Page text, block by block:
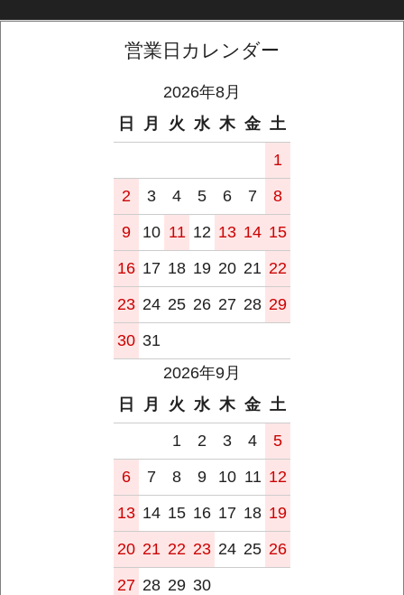
営業日カレンダー
2026年8月
日
月 火 水 木 金 土
1
2
3 4 5 6 7
8
9
10 11 12 13 14 15
16 17 18 19 20 21 22
23 24 25 26 27 28 29
30 31
2026年9月
日
月 火 水 木 金 土
1
2 3 4
5
6
7 8 9 10 11 12
13 14 15 16 17 18 19
20 21 22 23 24 25 26
27 28 29 30